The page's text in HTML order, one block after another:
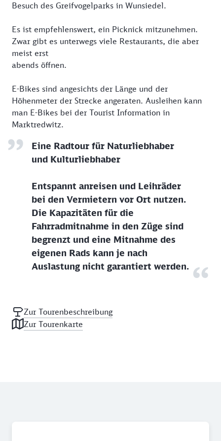
Besuch des Greifvogelparks in Wunsiedel.
Es ist empfehlenswert, ein Picknick mitzunehmen.
Zwar gibt es unterwegs viele Restaurants, die aber
meist erst
abends öffnen.
E-Bikes sind angesichts der Länge und der
Höhenmeter der Strecke angeraten. Ausleihen kann
man E-Bikes bei der Tourist Information in
Marktredwitz.
Eine Radtour für Naturliebhaber
und Kulturliebhaber
Entspannt anreisen und Leihräder
bei den Vermietern vor Ort nutzen.
Die Kapazitäten für die
Fahrradmitnahme in den Züge sind
begrenzt und eine Mitnahme des
eigenen Rads kann je nach
Auslastung nicht garantiert werden.
Zur Tourenbeschreibung
Zur Tourenkarte